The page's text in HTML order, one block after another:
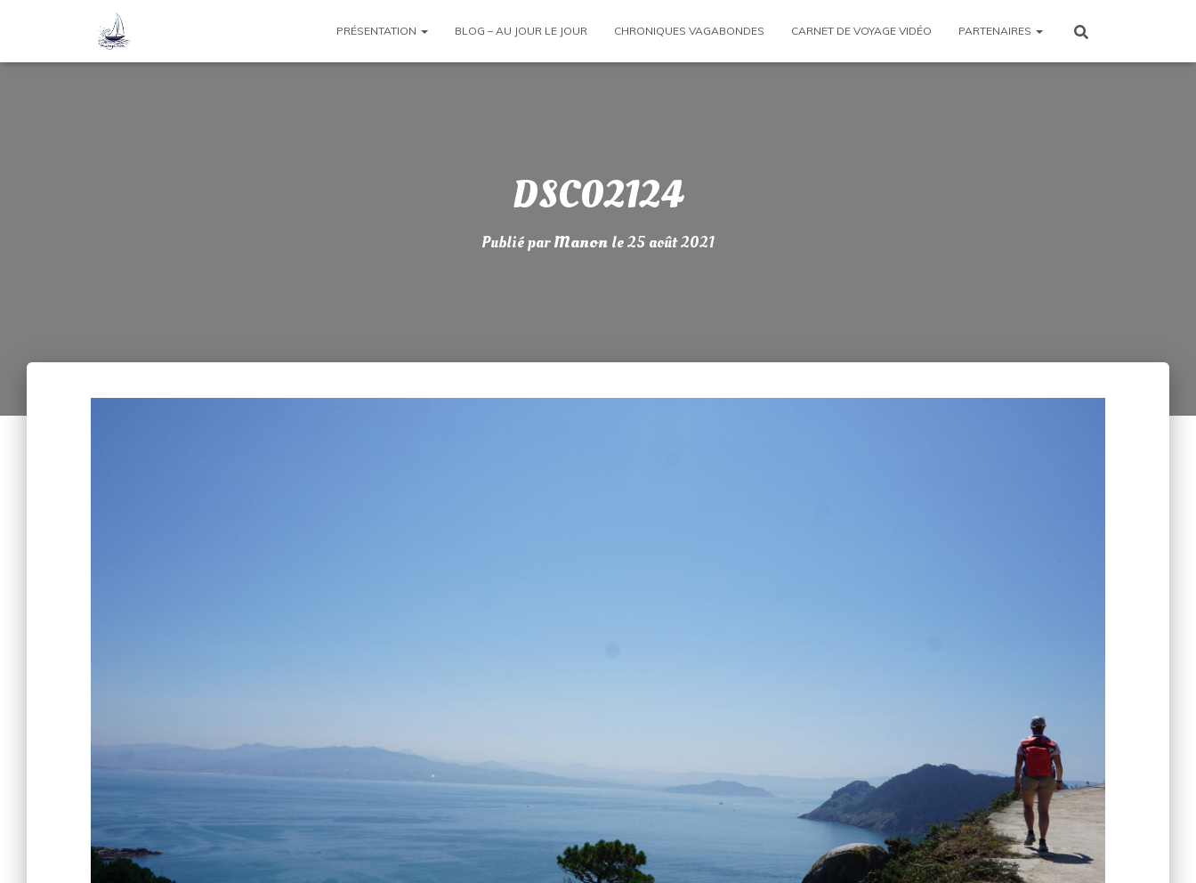
PRÉSENTATION BLOG – AU JOUR LE JOUR CHRONIQUES VAGABONDES CARNET DE VOYAGE VIDÉO PARTENAIRES
DSC02124
Publié parManon le25 août 2021